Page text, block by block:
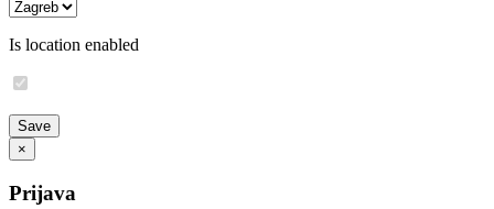
Is location enabled
×
Prijava